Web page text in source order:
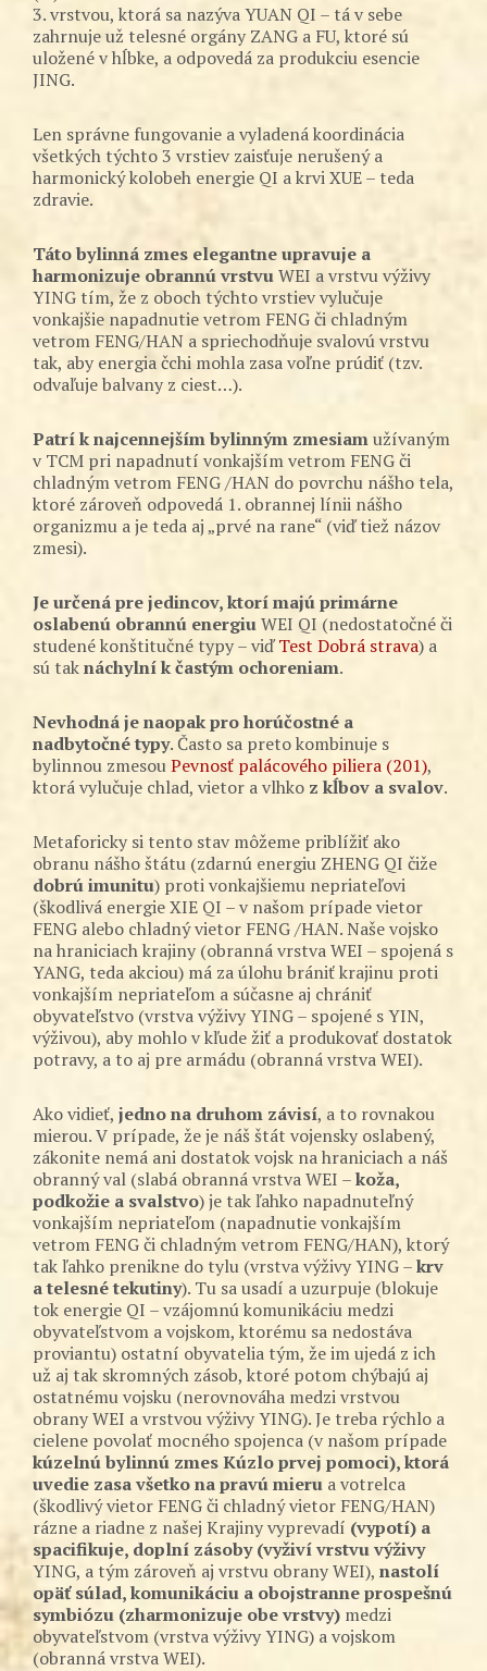
3. vrstvou, ktorá sa nazýva YUAN QI – tá v sebe
zahrnuje už telesné orgány ZANG a FU, ktoré sú
uložené v hĺbke, a odpovedá za produkciu esencie
JING.
Len správne fungovanie a vyladená koordinácia
všetkých týchto 3 vrstiev zaisťuje nerušený a
harmonický kolobeh energie QI a krvi XUE – teda
zdravie.
Táto bylinná zmes elegantne upravuje a
harmonizuje obrannú vrstvuWEI a vrstvu výživy
YING tím, že z oboch týchto vrstiev vylučuje
vonkajšie napadnutie vetrom FENG či chladným
vetrom FENG/HAN a spriechodňuje svalovú vrstvu
tak, aby energia čchi mohla zasa voľne prúdiť (tzv.
odvaľuje balvany z ciest…).
Patrí k najcennejším bylinným zmesiamužívaným
v TCM pri napadnutí vonkajším vetrom FENG či
chladným vetrom FENG /HAN do povrchu nášho tela,
ktoré zároveň odpovedá 1. obrannej línii nášho
organizmu a je teda aj „prvé na rane“ (viď tiež názov
zmesi).
Je určená pre jedincov, ktorí majú primárne
oslabenú obrannú energiuWEI QI (nedostatočné či
studené konštitučné typy – viďTest Dobrá strava) a
sú taknáchylní k častým ochoreniam.
Nevhodná je naopak pro horúčostné a
nadbytočné typy. Často sa preto kombinuje s
bylinnou zmesouPevnosť palácového piliera (201),
ktorá vylučuje chlad, vietor a vlhko z kĺbov a svalov.
Metaforicky si tento stav môžeme priblížiť ako
obranu nášho štátu (zdarnú energiu ZHENG QI čiže
dobrú imunitu) proti vonkajšiemu nepriateľovi
(škodlivá energie XIE QI – v našom prípade vietor
FENG alebo chladný vietor FENG /HAN. Naše vojsko
na hraniciach krajiny (obranná vrstva WEI – spojená s
YANG, teda akciou) má za úlohu brániť krajinu proti
vonkajším nepriateľom a súčasne aj chrániť
obyvateľstvo (vrstva výživy YING – spojené s YIN,
výživou), aby mohlo v kľude žiť a produkovať dostatok
potravy, a to aj pre armádu (obranná vrstva WEI).
Ako vidieť, jedno na druhom závisí, a to rovnakou
mierou. V prípade, že je náš štát vojensky oslabený,
zákonite nemá ani dostatok vojsk na hraniciach a náš
obranný val (slabá obranná vrstva WEI –koža,
podkožie a svalstvo) je tak ľahko napadnuteľný
vonkajším nepriateľom (napadnutie vonkajším
vetrom FENG či chladným vetrom FENG/HAN), ktorý
tak ľahko prenikne do tylu (vrstva výživy YING –krv
a telesné tekutiny). Tu sa usadí a uzurpuje (blokuje
tok energie QI – vzájomnú komunikáciu medzi
obyvateľstvom a vojskom, ktorému sa nedostáva
proviantu) ostatní obyvatelia tým, že im ujedá z ich
už aj tak skromných zásob, ktoré potom chýbajú aj
ostatnému vojsku (nerovnováha medzi vrstvou
obrany WEI a vrstvou výživy YING). Je treba rýchlo a
cielene povolať mocného spojenca (v našom prípade
kúzelnú bylinnú zmes Kúzlo prvej pomoci), ktorá
uvedie zasa všetko na pravú mieru a votrelca
(škodlivý vietor FENG či chladný vietor FENG/HAN)
rázne a riadne z našej Krajiny vyprevadí (vypotí) a
spacifikuje, doplní zásoby (vyživí vrstvu výživy
YING, a tým zároveň aj vrstvu obrany WEI), nastolí
opäť súlad, komunikáciu a obojstranne prospešnú
symbiózu (zharmonizuje obe vrstvy) medzi
obyvateľstvom (vrstva výživy YING) a vojskom
(obranná vrstva WEI).